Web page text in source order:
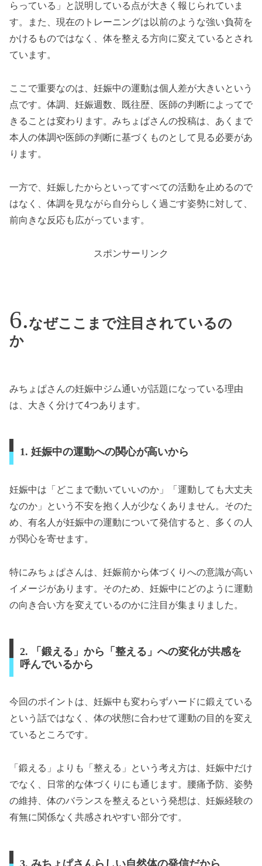
らっている」と説明している点が大きく報じられていま
す。また、現在のトレーニングは以前のような強い負荷を
かけるものではなく、体を整える方向に変えているとされ
ています。
ここで重要なのは、妊娠中の運動は個人差が大きいという
点です。体調、妊娠週数、既往歴、医師の判断によってで
きることは変わります。みちょぱさんの投稿は、あくまで
本人の体調や医師の判断に基づくものとして見る必要があ
ります。
一方で、妊娠したからといってすべての活動を止めるので
はなく、体調を見ながら自分らしく過ごす姿勢に対して、
前向きな反応も広がっています。
スポンサーリンク
なぜここまで注目されているの
か
みちょぱさんの妊娠中ジム通いが話題になっている理由
は、大きく分けて4つあります。
1. 妊娠中の運動への関心が高いから
妊娠中は「どこまで動いていいのか」「運動しても大丈夫
なのか」という不安を抱く人が少なくありません。そのた
め、有名人が妊娠中の運動について発信すると、多くの人
が関心を寄せます。
特にみちょぱさんは、妊娠前から体づくりへの意識が高い
イメージがあります。そのため、妊娠中にどのように運動
の向き合い方を変えているのかに注目が集まりました。
2. 「鍛える」から「整える」への変化が共感を
呼んでいるから
今回のポイントは、妊娠中も変わらずハードに鍛えている
という話ではなく、体の状態に合わせて運動の目的を変え
ているところです。
「鍛える」よりも「整える」という考え方は、妊娠中だけ
でなく、日常的な体づくりにも通じます。腰痛予防、姿勢
の維持、体のバランスを整えるという発想は、妊娠経験の
有無に関係なく共感されやすい部分です。